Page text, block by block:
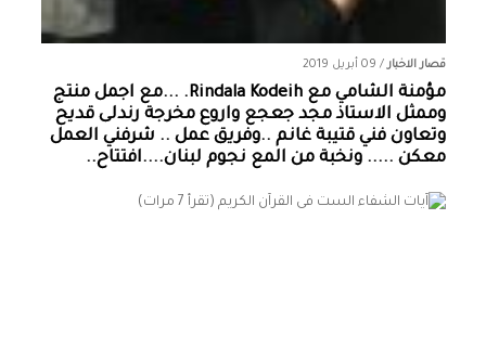
قصار الاخبار/ 09 أبريل 2019
مؤمنة الشامي‏ مع ‏‎Rindala Kodeih‎‏. ...مع اجمل منتج
وممثل الاستاذ مجد جعجع واروع مخرجة رندلى قديح
وتعاون فني قتيبة غانم ..وفريق عمل .. شرفني العمل
معكن ..... ونخبة من المع نجوم لبنان....افتتاح..